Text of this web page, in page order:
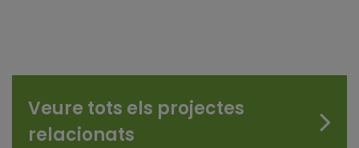
Veure tots els projectes
relacionats